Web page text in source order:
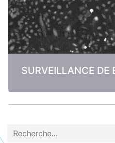
SURVEILLANCE DE